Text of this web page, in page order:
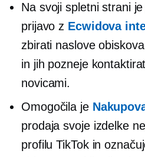
Na svoji spletni strani
prijavo z Ecwidova
zbirati naslove
in jih pozneje
novicami.
Omogočila je
prodaja svoje izdelke
profilu TikTok in